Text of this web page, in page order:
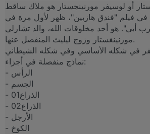
أو لوسيفر مورنينجستار هو ملاك ساقط
فيلم "فندق هازبين"، ظهر لأول مرة في
أبي". هو أحد مخلوقات الله، والد تشارلي
مورنينغستار وزوج ليليث المنفصل عنها.
نماذج منفصلة في أجزاء:
- الرأس
- الجسم
- الذراع01
- الذراع02
- الأرجل
- الكوخ